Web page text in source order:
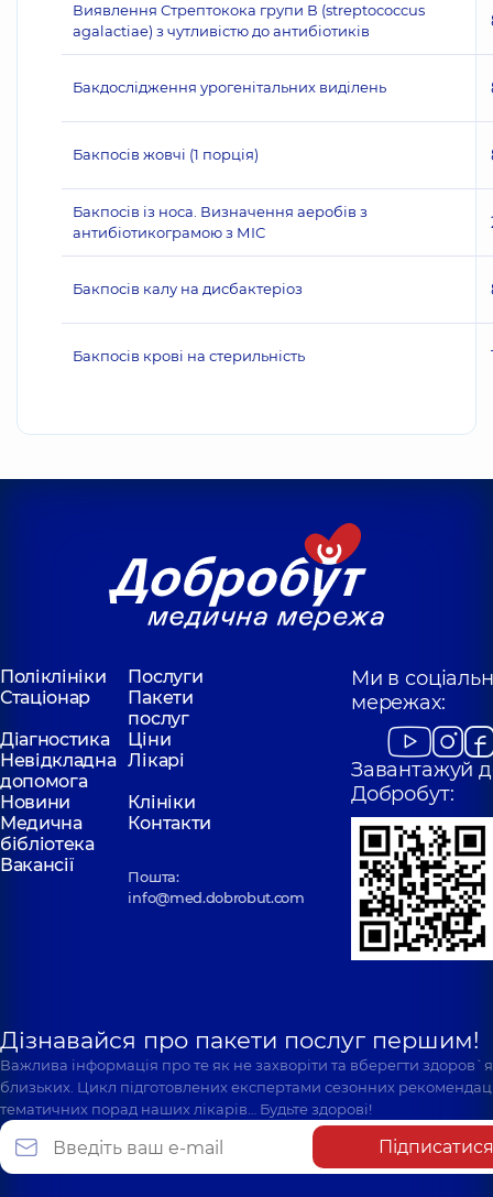
Виявлення Стрептокока групи В (streptococcus
agalactiae) з чутливістю до антибіотиків
Бакдослідження урогенітальних виділень
Бакпосів жовчі (1 порція)
Бакпосів із носа. Визначення аеробів з
антибіотикограмою з МІС
Бакпосів калу на дисбактеріоз
Бакпосів крові на стерильність
Поліклініки
Послуги
Стаціонар
Пакети
послуг
Діагностика
Ціни
Невідкладна
допомога
Лікарі
Новини
Клініки
Медична
бібліотека
Контакти
Вакансії
Пошта:
info@med.dobrobut.com
Ми в
мережах:
Завантажуй
Добробут:
Дізнавайся про пакети послуг першим!
Важлива інформація про те як не захворіти та вберегти
близьких. Цикл підготовлених експертами сезонних
тематичних порад наших лікарів… Будьте здорові!
Підписатися